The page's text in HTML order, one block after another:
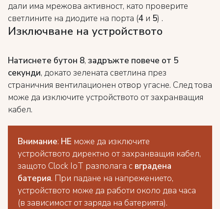
дали има мрежова активност, като проверите
светлините на диодите на порта (4 и 5) .
Изключване на устройството
Натиснете бутон 8, задръжте повече от 5
секунди, докато зелената светлина през
страничния вентилационен отвор угасне. След това
може да изключите устройството от захранващия
кабел.
Внимание: НЕ може да изключите
устройството директно от захранващия кабел,
защото Clock IoT разполага с вградена
батерия. При падане на напрежението,
устройството може да работи около два часа
(в зависимост от заряда на батерията).